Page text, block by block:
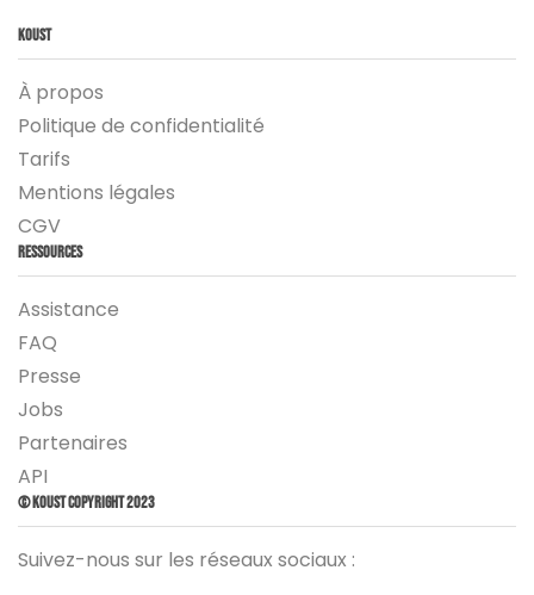
Koust
À propos
Politique de confidentialité
Tarifs
Mentions légales
CGV
Ressources
Assistance
FAQ
Presse
Jobs
Partenaires
API
© Koust Copyright 2023
Suivez-nous sur les réseaux sociaux :